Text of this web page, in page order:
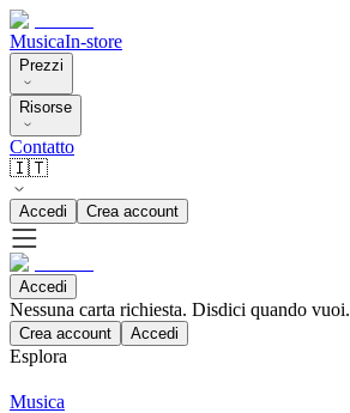
MusicaIn-store
Prezzi
Risorse
Contatto
🇮🇹
Accedi Crea account
Accedi
Nessuna carta richiesta. Disdici quando vuoi.
Crea account Accedi
Esplora
Musica